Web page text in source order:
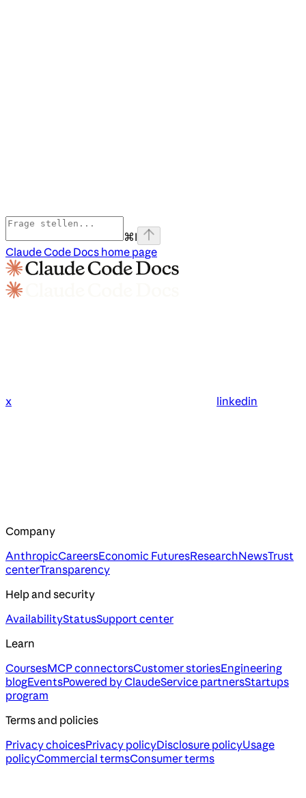
⌘I
Claude Code Docs home page
x linkedin
Company
AnthropicCareersEconomic FuturesResearchNewsTrust
centerTransparency
Help and security
AvailabilityStatusSupport center
Learn
CoursesMCP connectorsCustomer storiesEngineering
blogEventsPowered by ClaudeService partnersStartups
program
Terms and policies
Privacy choicesPrivacy policyDisclosure policyUsage
policyCommercial termsConsumer terms